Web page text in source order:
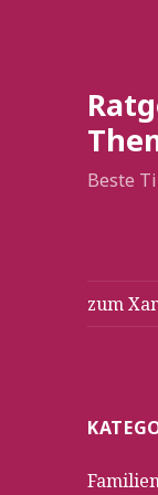
Beste
zum